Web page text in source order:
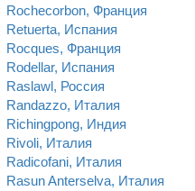
Rochecorbon, Франция
Retuerta, Испания
Rocques, Франция
Rodellar, Испания
Raslawl, Россия
Randazzo, Италия
Richingpong, Индия
Rivoli, Италия
Radicofani, Италия
Rasun Anterselva, Италия